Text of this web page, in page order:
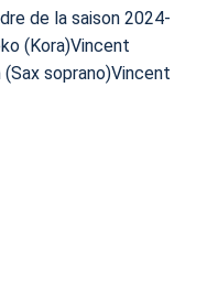
de la saison 2024-
(Kora)Vincent
soprano)Vincent